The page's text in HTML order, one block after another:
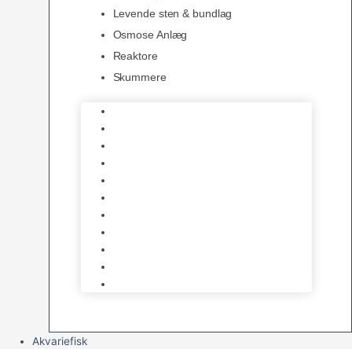
Levende sten & bundlag
Osmose Anlæg
Reaktore
Skummere
Akvariefisk